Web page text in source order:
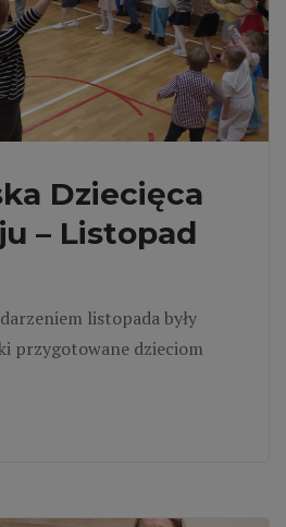
Dziecięca
– Listopad
listopada były
przygotowane dzieciom